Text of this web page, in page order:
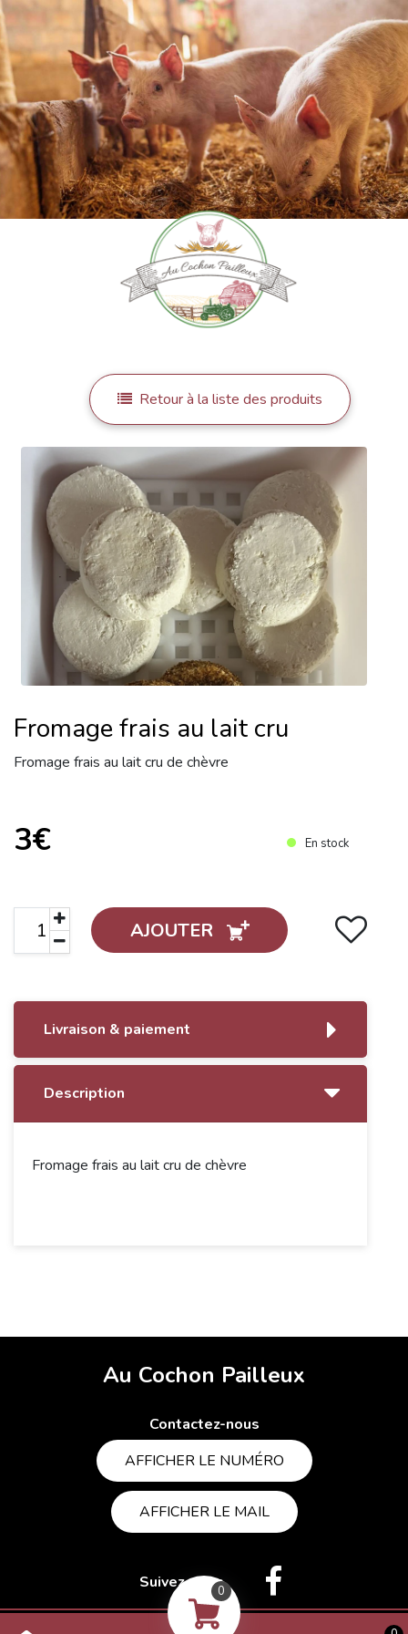
Retour à la liste des produits
Fromage frais au lait cru
Fromage frais au lait cru de chèvre
3€ En stock
AJOUTER
Livraison & paiement
Description
Fromage frais au lait cru de chèvre
0
Au Cochon Pailleux
Contactez-nous
AFFICHER LE NUMÉRO
AFFICHER LE MAIL
Suivez-nous